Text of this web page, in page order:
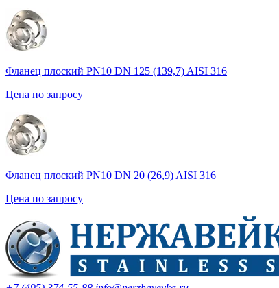
Фланец плоский PN10 DN 125 (139,7) AISI 316
Цена по запросу
Фланец плоский PN10 DN 20 (26,9) AISI 316
Цена по запросу